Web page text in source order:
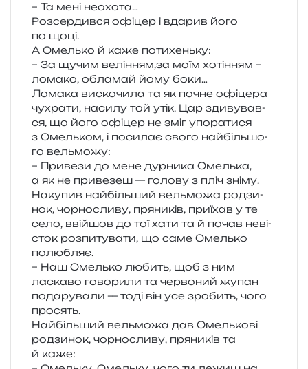
– Та мені неохота…
Розсердився офі­цер і вда­рив його
по щоці.
А Омелько й каже потихеньку:
– За щучим велінням,за моїм хоті­н­ням –
лома­ко, обла­май йому боки…
Ломака виско­чи­ла та як почне офі­це­ра
чухра­ти, наси­лу той утік. Цар зди­ву­вав­
ся, що його офі­цер не зміг упо­ра­ти­ся
з Омельком, і поси­лає свого най­біль­шо­
го вельможу:
– Привези до мене дур­ни­ка Омелька,
а як не при­ве­зеш — голо­ву з пліч зніму.
Накупив най­біль­ший вель­мо­жа родзи­
нок, чор­но­сли­ву, пря­ни­ків, при­їхав у те
село, вві­йшов до тої хати та й почав неві­
сток роз­пи­ту­ва­ти, що саме Омелько
полюбляє.
– Наш Омелько любить, щоб з ним
ласка­во гово­ри­ли та чер­во­ний жупан
пода­ру­ва­ли — тоді він усе зро­бить, чого
просять.
Найбільший вель­мо­жа дав Омелькові
родзи­нок, чор­но­сли­ву, пря­ни­ків та
й каже: